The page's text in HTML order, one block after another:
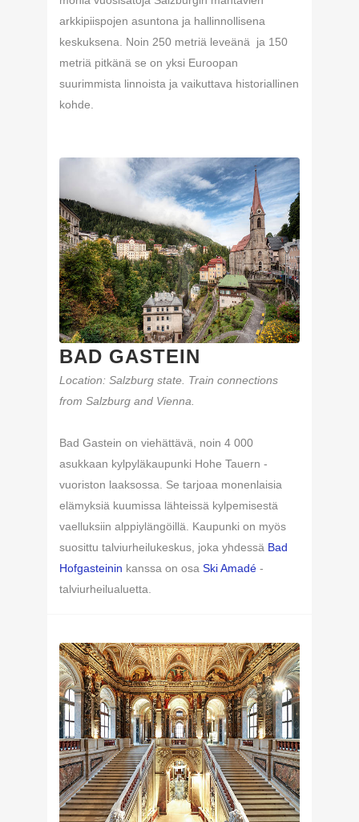
arkkipiispojen asuntona ja hallinnollisena
keskuksena. Noin 250 metriä leveänä ja 150
metriä pitkänä se on yksi Euroopan
suurimmista linnoista ja vaikuttava historiallinen
kohde.
BAD GASTEIN
Location: Salzburg state. Train connections
from Salzburg and Vienna.
Bad Gastein on viehättävä, noin 4 000
asukkaan kylpyläkaupunki Hohe Tauern -
vuoriston laaksossa. Se tarjoaa monenlaisia
elämyksiä kuumissa lähteissä kylpemisestä
vaelluksiin alppiylängöillä. Kaupunki on myös
suosittu talviurheilukeskus, joka yhdessä Bad
Hofgasteinin kanssa on osa Ski Amadé -
talviurheilualuetta.